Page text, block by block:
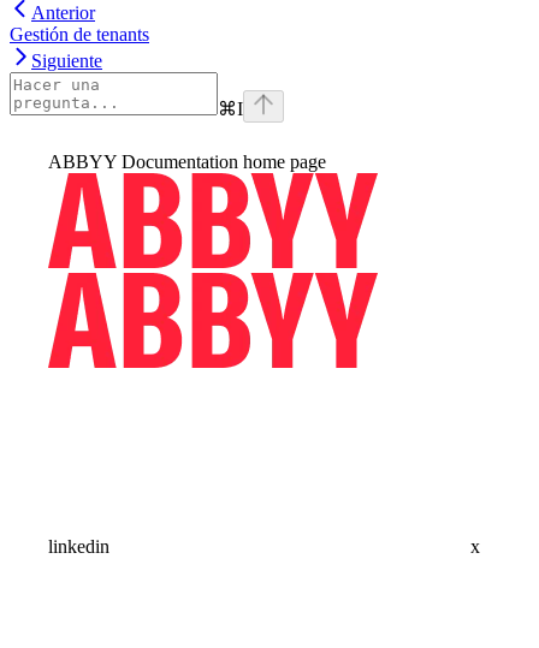
Anterior
Gestión de tenants
Siguiente
⌘I
ABBYY Documentation home page
linkedin x